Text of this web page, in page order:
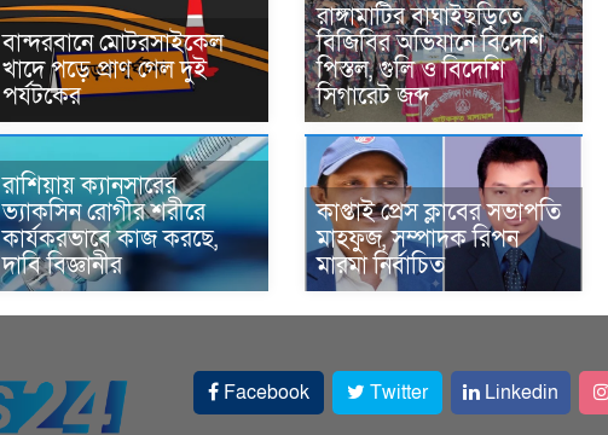
বান্দরবানে মোটরসাইকেল
খাদে পড়ে প্রাণ গেল দুই
পর্যটকের
রাঙ্গামাটির বাঘাইছড়িতে
বিজিবির অভিযানে বিদেশি
পিস্তল, গুলি ও বিদেশি
সিগারেট জব্দ
রাশিয়ায় ক্যানসারের
ভ্যাকসিন রোগীর শরীরে
কার্যকরভাবে কাজ করছে,
দাবি বিজ্ঞানীর
কাপ্তাই প্রেস ক্লাবের সভাপতি
মাহফুজ, সম্পাদক রিপন
মারমা নির্বাচিত
Facebook Twitter Linkedin